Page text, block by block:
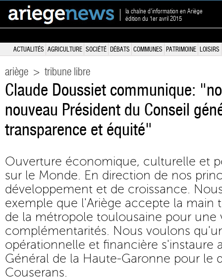
la chaîne d'information en Ariège
édition du 1er avril 2015
ACTUALITÉS AGRICULTURE SOCIÉTÉ DÉBATS COMMUNES PATRIMOINE LOISIRS
ariège > tribune libre
Claude Doussiet communique:
nouveau Président du Conseil
transparence et équité"
Ouverture économique, culturelle et
sur le Monde. En direction de nos
développement et de croissance.
exemple que l'Ariège accepte la main
de la métropole toulousaine pour une
complémentarités. Nous voulons
opérationnelle et financière s'instaure
Général de la Haute-Garonne pour le
Couserans.